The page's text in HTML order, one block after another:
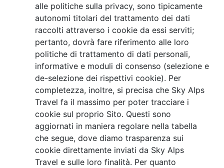
alle politiche sulla privacy, sono tipicamente
autonomi titolari del trattamento dei dati
raccolti attraverso i cookie da essi serviti;
pertanto, dovrà fare riferimento alle loro
politiche di trattamento di dati personali,
informative e moduli di consenso (selezione e
de-selezione dei rispettivi cookie). Per
completezza, inoltre, si precisa che Sky Alps
Travel fa il massimo per poter tracciare i
cookie sul proprio Sito. Questi sono
aggiornati in maniera regolare nella tabella
che segue, dove diamo trasparenza sui
cookie direttamente inviati da Sky Alps
Travel e sulle loro finalità. Per quanto